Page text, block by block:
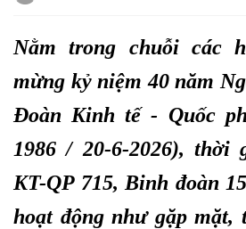
Nằm trong chuỗi các
mừng kỷ niệm 40 năm
Đoàn Kinh tế - Quốc
1986 / 20-6-2026), thời
KT-QP 715, Binh đoàn
hoạt động như gặp mặt,